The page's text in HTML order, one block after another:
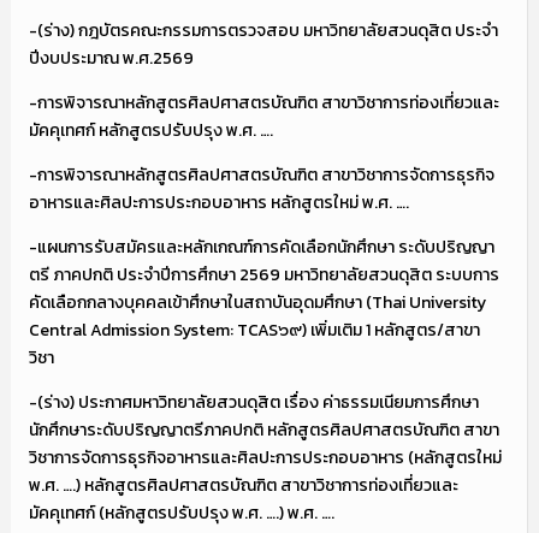
-(ร่าง) กฎบัตรคณะกรรมการตรวจสอบ มหาวิทยาลัยสวนดุสิต ประจำ
ปีงบประมาณ พ.ศ.2569
-การพิจารณาหลักสูตรศิลปศาสตรบัณฑิต สาขาวิชาการท่องเที่ยวและ
มัคคุเทศก์ หลักสูตรปรับปรุง พ.ศ. ….
-การพิจารณาหลักสูตรศิลปศาสตรบัณฑิต สาขาวิชาการจัดการธุรกิจ
อาหารและศิลปะการประกอบอาหาร หลักสูตรใหม่ พ.ศ. ….
-แผนการรับสมัครและหลักเกณฑ์การคัดเลือกนักศึกษา ระดับปริญญา
ตรี ภาคปกติ ประจำปีการศึกษา 2569 มหาวิทยาลัยสวนดุสิต ระบบการ
คัดเลือกกลางบุคคลเข้าศึกษาในสถาบันอุดมศึกษา (Thai University
Central Admission System: TCAS๖๙) เพิ่มเติม 1 หลักสูตร/สาขา
วิชา
-(ร่าง) ประกาศมหาวิทยาลัยสวนดุสิต เรื่อง ค่าธรรมเนียมการศึกษา
นักศึกษาระดับปริญญาตรีภาคปกติ หลักสูตรศิลปศาสตรบัณฑิต สาขา
วิชาการจัดการธุรกิจอาหารและศิลปะการประกอบอาหาร (หลักสูตรใหม่
พ.ศ. ….) หลักสูตรศิลปศาสตรบัณฑิต สาขาวิชาการท่องเที่ยวและ
มัคคุเทศก์ (หลักสูตรปรับปรุง พ.ศ. ….) พ.ศ. ….